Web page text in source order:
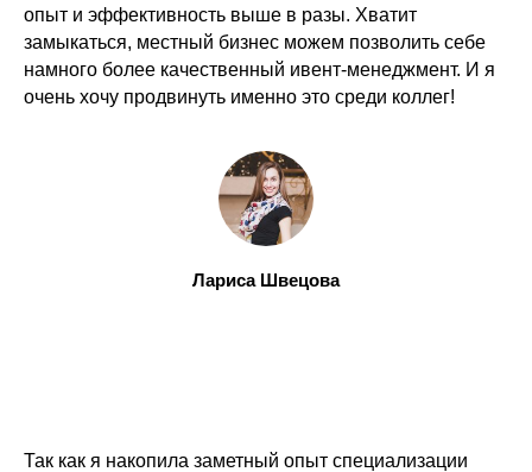
опыт и эффективность выше в разы. Хватит
замыкаться, местный бизнес можем позволить себе
намного более качественный ивент-менеджмент. И я
очень хочу продвинуть именно это среди коллег!
Лариса Швецова
Так как я накопила заметный опыт специализации